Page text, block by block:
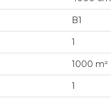
B1
1
1000 m²
1